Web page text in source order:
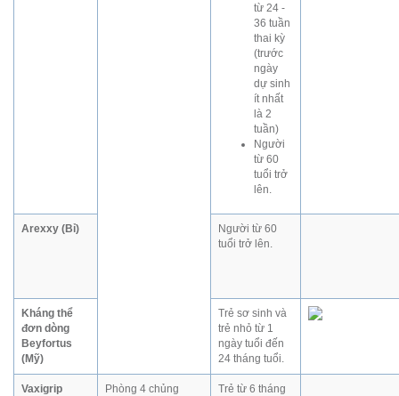
từ 24 -
36 tuần
thai kỳ
(trước
ngày
dự sinh
ít nhất
là 2
tuần)
Người
từ 60
tuổi trở
lên.
Arexxy (Bỉ)
Người từ 60
tuổi trở lên.
Kháng thể
đơn dòng
Beyfortus
(Mỹ)
Trẻ sơ sinh và
trẻ nhỏ từ 1
ngày tuổi đến
24 tháng tuổi.
Vaxigrip
Phòng 4 chủng
Trẻ từ 6 tháng